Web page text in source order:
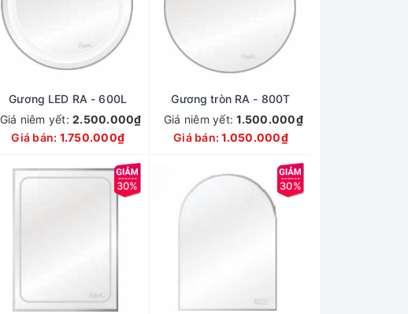
Gương LED RA - 600L
Giá niêm yết:2.500.000₫
Giá bán: 1.750.000₫
Gương tròn RA - 800T
Giá niêm yết:1.500.000₫
Giá bán:1.050.000₫
30% 30%